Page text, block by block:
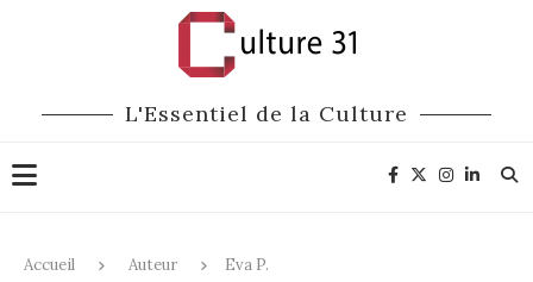
L'Essentiel de la Culture
Accueil Auteur Eva P.